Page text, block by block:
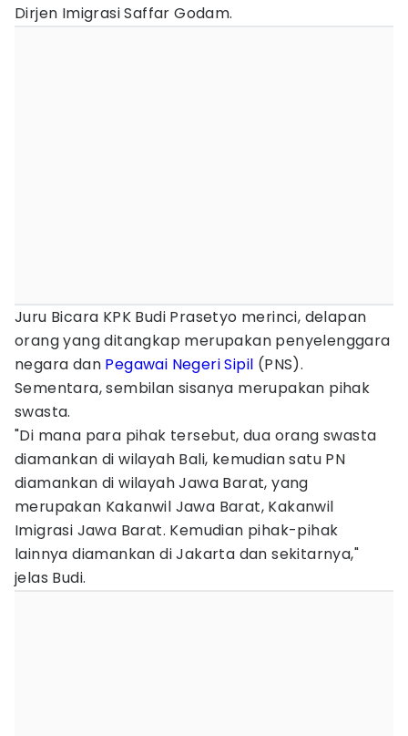
Dirjen Imigrasi Saffar Godam.
Juru Bicara KPK Budi Prasetyo merinci, delapan
orang yang ditangkap merupakan penyelenggara
negara dan Pegawai Negeri Sipil (PNS).
Sementara, sembilan sisanya merupakan pihak
swasta.
"Di mana para pihak tersebut, dua orang swasta
diamankan di wilayah Bali, kemudian satu PN
diamankan di wilayah Jawa Barat, yang
merupakan Kakanwil Jawa Barat, Kakanwil
Imigrasi Jawa Barat. Kemudian pihak-pihak
lainnya diamankan di Jakarta dan sekitarnya,"
jelas Budi.